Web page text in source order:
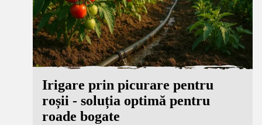
Irigare prin picurare pentru
roșii - soluția optimă pentru
roade bogate